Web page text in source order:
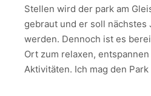
Stellen wird der park am
gebraut und er soll
werden. Dennoch ist es
Ort zum relaxen,
Aktivitäten. Ich mag den